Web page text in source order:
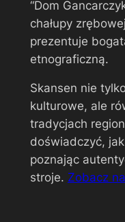
“Dom
chałupy
prezentuje
etnograficzną.
Skansen nie
kulturowe, ale
tradycjach
doświadczyć,
poznając
stroje. Zobacz